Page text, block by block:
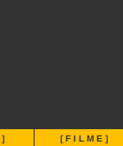
] [FILME ]